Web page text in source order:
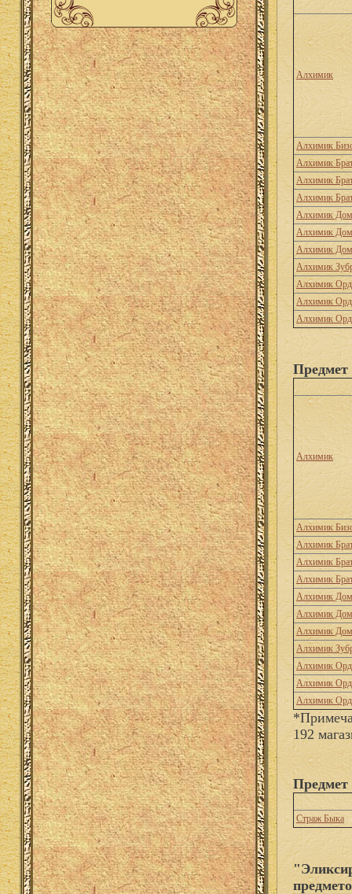
Алхимик
Алхимик
Алхимик
Алхимик
Алхимик
Алхимик
Алхимик
Алхимик
Алхимик
Алхимик
Алхимик
Алхимик
Предмет
Алхимик
Алхимик
Алхимик
Алхимик
Алхимик
Алхимик
Алхимик
Алхимик
Алхимик
Алхимик
Алхимик
Алхимик
192
Страж Быка